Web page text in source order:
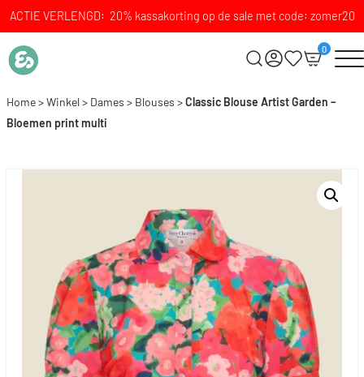
ACTIE VERLENGD: 20% kassakorting op de sale met code: zomer20
0
Home>Winkel> Dames > Blouses >Classic Blouse Artist Garden –
Bloemen print multi